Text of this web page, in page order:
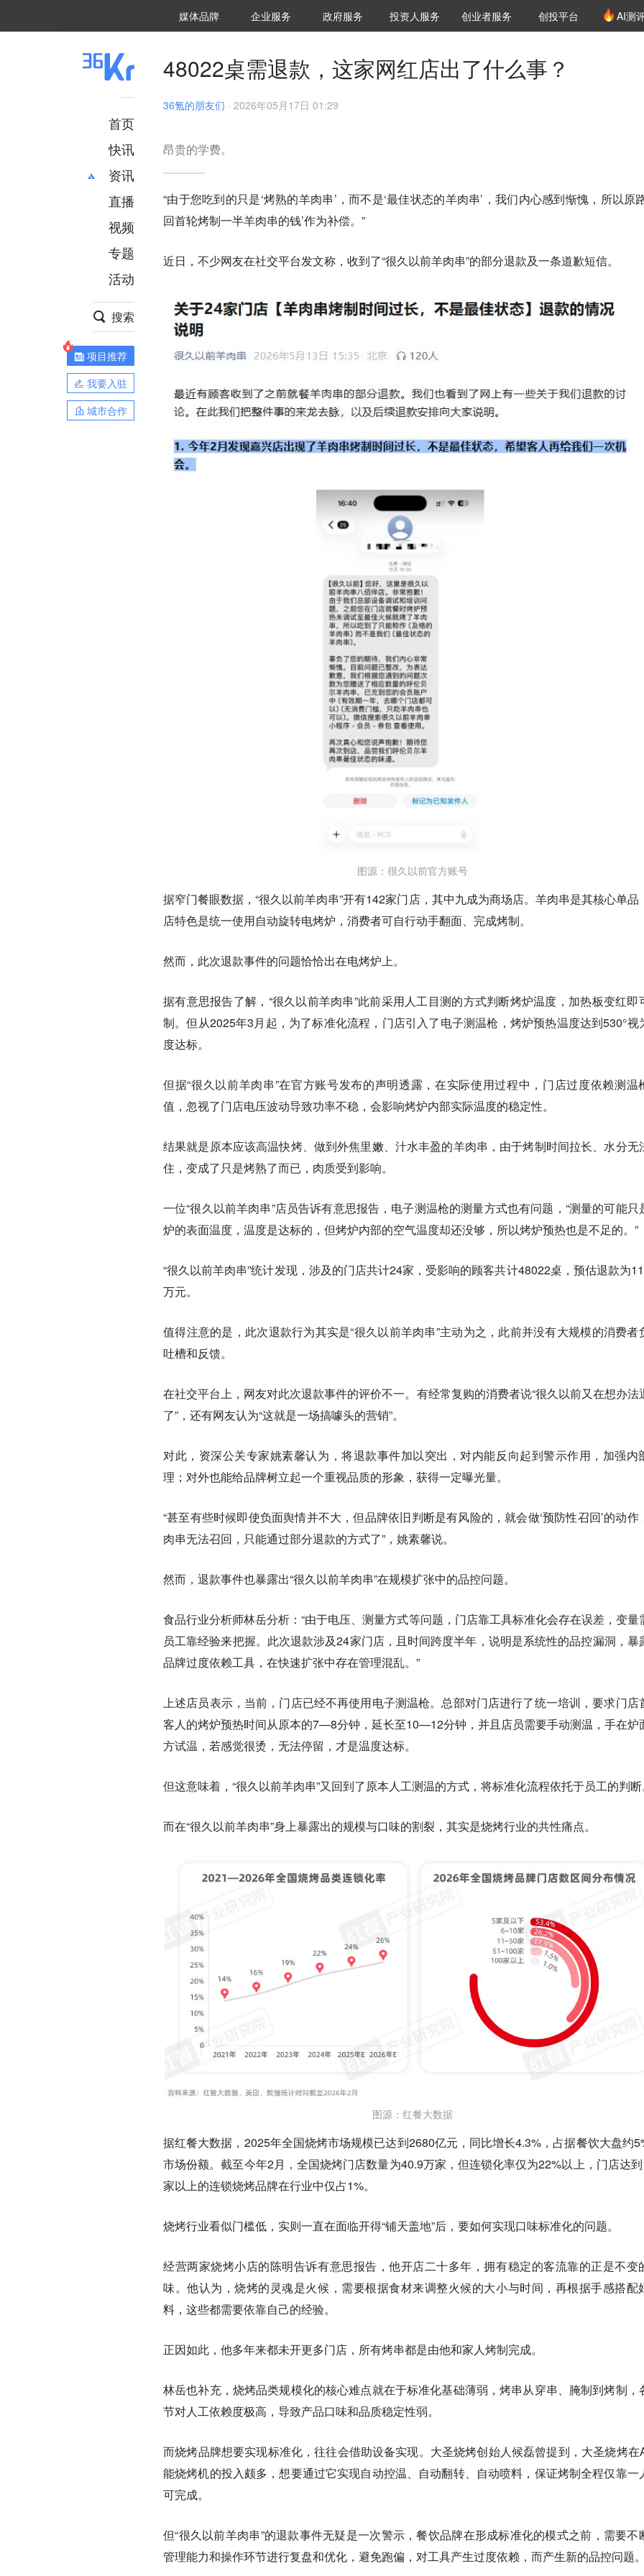
媒体品牌 36Kr研究院
企业服务 城市之窗
政府服务 VClub投资机构库
投资机构职位推介
投资人服务 创投氪堂
创业者服务 创投平台 AI测
首页
快讯
资讯
推荐
财经
项目推荐
安徽
直播
视频
专题
活动
搜索
项目推荐
我要入驻
城市合作
48022桌需退款，这家网红店出了什么事？
36氪的朋友们 · 2026年05月17日 01:29
昂贵的学费。
“由于您吃到的只是‘烤熟的羊肉串’，而不是‘最佳状态的羊肉串’，我们内心感到惭愧，所以原
回首轮烤制一半羊肉串的钱’作为补偿。”
近日，不少网友在社交平台发文称，收到了“很久以前羊肉串”的部分退款及一条道歉短信。
图源：很久以前官方账号
据窄门餐眼数据，“很久以前羊肉串”开有142家门店，其中九成为商场店。羊肉串是其核心单品
店特色是统一使用自动旋转电烤炉，消费者可自行动手翻面、完成烤制。
然而，此次退款事件的问题恰恰出在电烤炉上。
据有意思报告了解，“很久以前羊肉串”此前采用人工目测的方式判断烤炉温度，加热板变红即
制。但从2025年3月起，为了标准化流程，门店引入了电子测温枪，烤炉预热温度达到530°视
度达标。
但据“很久以前羊肉串”在官方账号发布的声明透露，在实际使用过程中，门店过度依赖测温
值，忽视了门店电压波动导致功率不稳，会影响烤炉内部实际温度的稳定性。
结果就是原本应该高温快烤、做到外焦里嫩、汁水丰盈的羊肉串，由于烤制时间拉长、水分无
住，变成了只是烤熟了而已，肉质受到影响。
一位“很久以前羊肉串”店员告诉有意思报告，电子测温枪的测量方式也有问题，“测量的可能只
炉的表面温度，温度是达标的，但烤炉内部的空气温度却还没够，所以烤炉预热也是不足的。”
“很久以前羊肉串”统计发现，涉及的门店共计24家，受影响的顾客共计48022桌，预估退款为
万元。
值得注意的是，此次退款行为其实是“很久以前羊肉串”主动为之，此前并没有大规模的消费者
吐槽和反馈。
在社交平台上，网友对此次退款事件的评价不一。有经常复购的消费者说“很久以前又在想办法
了”，还有网友认为“这就是一场搞噱头的营销”。
对此，资深公关专家姚素馨认为，将退款事件加以突出，对内能反向起到警示作用，加强内
理；对外也能给品牌树立起一个重视品质的形象，获得一定曝光量。
“甚至有些时候即使负面舆情并不大，但品牌依旧判断是有风险的，就会做‘预防性召回’的动作
肉串无法召回，只能通过部分退款的方式了”，姚素馨说。
然而，退款事件也暴露出“很久以前羊肉串”在规模扩张中的品控问题。
食品行业分析师林岳分析：“由于电压、测量方式等问题，门店靠工具标准化会存在误差，变量
员工靠经验来把握。此次退款涉及24家门店，且时间跨度半年，说明是系统性的品控漏洞，暴
品牌过度依赖工具，在快速扩张中存在管理混乱。”
上述店员表示，当前，门店已经不再使用电子测温枪。总部对门店进行了统一培训，要求门店
客人的烤炉预热时间从原本的7—8分钟，延长至10—12分钟，并且店员需要手动测温，手在炉
方试温，若感觉很烫，无法停留，才是温度达标。
但这意味着，“很久以前羊肉串”又回到了原本人工测温的方式，将标准化流程依托于员工的判断
而在“很久以前羊肉串”身上暴露出的规模与口味的割裂，其实是烧烤行业的共性痛点。
图源：红餐大数据
据红餐大数据，2025年全国烧烤市场规模已达到2680亿元，同比增长4.3%，占据餐饮大盘约
市场份额。截至今年2月，全国烧烤门店数量为40.9万家，但连锁化率仅为22%以上，门店达
家以上的连锁烧烤品牌在行业中仅占1%。
烧烤行业看似门槛低，实则一直在面临开得“铺天盖地”后，要如何实现口味标准化的问题。
经营两家烧烤小店的陈明告诉有意思报告，他开店二十多年，拥有稳定的客流靠的正是不变
味。他认为，烧烤的灵魂是火候，需要根据食材来调整火候的大小与时间，再根据手感搭配
料，这些都需要依靠自己的经验。
正因如此，他多年来都未开更多门店，所有烤串都是由他和家人烤制完成。
林岳也补充，烧烤品类规模化的核心难点就在于标准化基础薄弱，烤串从穿串、腌制到烤制，
节对人工依赖度极高，导致产品口味和品质稳定性弱。
而烧烤品牌想要实现标准化，往往会借助设备实现。大圣烧烤创始人候磊曾提到，大圣烧烤在
能烧烤机的投入颇多，想要通过它实现自动控温、自动翻转、自动喷料，保证烤制全程仅靠一
可完成。
但“很久以前羊肉串”的退款事件无疑是一次警示，餐饮品牌在形成标准化的模式之前，需要不
管理能力和操作环节进行复盘和优化，避免跑偏，对工具产生过度依赖，而产生新的品控问题。